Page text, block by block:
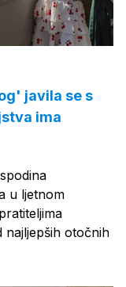
javila se s
ima
u ljetnom
najljepših otočnih